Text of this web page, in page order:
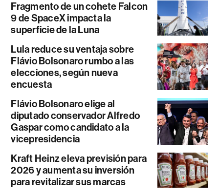
Fragmento de un cohete Falcon
9 de SpaceX impacta la
superficie de la Luna
Lula reduce su ventaja sobre
Flávio Bolsonaro rumbo a las
elecciones, según nueva
encuesta
Flávio Bolsonaro elige al
diputado conservador Alfredo
Gaspar como candidato a la
vicepresidencia
Kraft Heinz eleva previsión para
2026 y aumenta su inversión
para revitalizar sus marcas